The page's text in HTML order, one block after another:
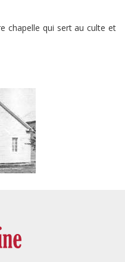
chapelle qui sert au culte et